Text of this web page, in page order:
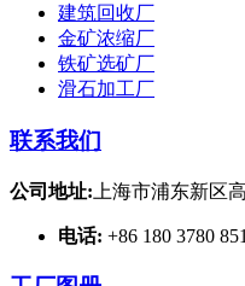
建筑回收厂
金矿浓缩厂
铁矿选矿厂
滑石加工厂
联系我们
公司地址: 上海市浦东新区
电话: +86 180 3780